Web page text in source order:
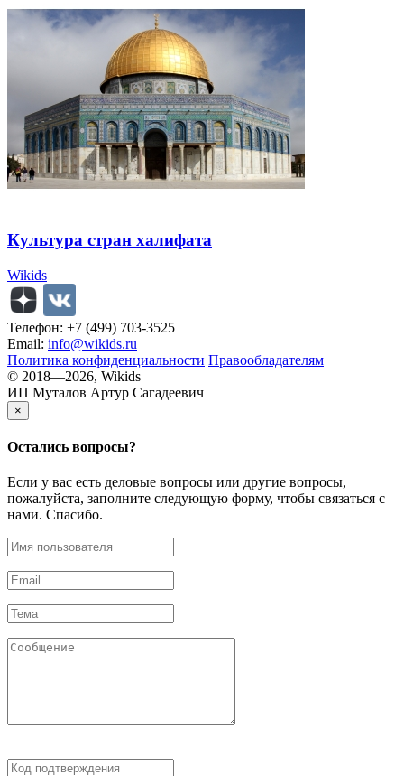
Культура стран халифата
Wikids
Телефон: +7 (499) 703-3525
Email: info@wikids.ru
Политика конфиденциальности Правообладателям
© 2018—2026, Wikids
ИП Муталов Артур Сагадеевич
×
Остались вопросы?
Если у вас есть деловые вопросы или другие вопросы,
пожалуйста, заполните следующую форму, чтобы связаться с
нами. Спасибо.